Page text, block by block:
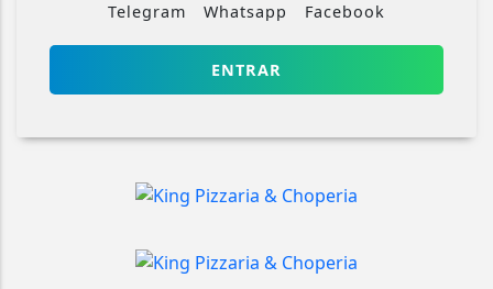
Telegram Whatsapp Facebook
ENTRAR